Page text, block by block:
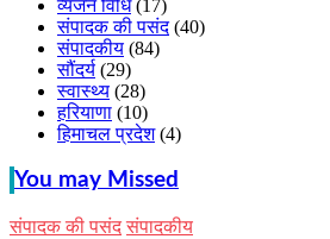
व्यंजन विधि(17)
संपादक की पसंद(40)
संपादकीय (84)
सौंदर्य (29)
स्वास्थ्य (28)
हरियाणा (10)
हिमाचल प्रदेश(4)
You may Missed
संपादक की पसंद संपादकीय